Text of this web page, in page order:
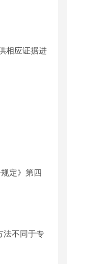
相应证据进
定》第四
法不同于专